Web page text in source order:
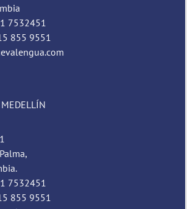
7532451
855 9551
MEDELLÍN
7532451
855 9551